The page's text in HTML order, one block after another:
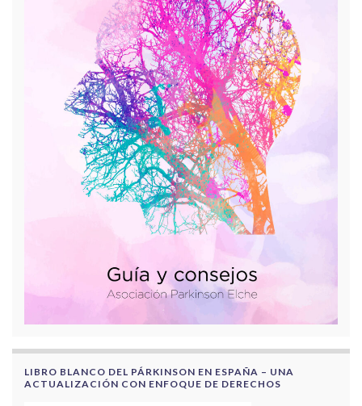
LIBRO BLANCO DEL PÁRKINSON EN ESPAÑA – UNA
ACTUALIZACIÓN CON ENFOQUE DE DERECHOS